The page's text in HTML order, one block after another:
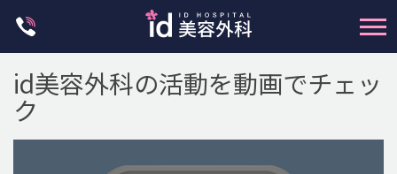
id美容外科の活動を動画でチェッ
ク